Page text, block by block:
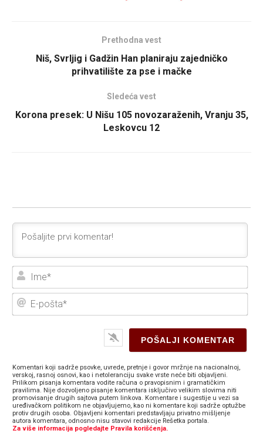
Prethodna vest
Niš, Svrljig i Gadžin Han planiraju zajedničko
prihvatilište za pse i mačke
Sledeća vest
Korona presek: U Nišu 105 novozaraženih, Vranju 35,
Leskovcu 12
E-
Komentari koji sadrže psovke, uvrede, pretnje i govor mržnje na nacionalnoj,
verskoj, rasnoj osnovi, kao i netoleranciju svake vrste neće biti objavljeni.
Prilikom pisanja komentara vodite računa o pravopisnim i gramatičkim
pravilima. Nije dozvoljeno pisanje komentara isključivo velikim slovima niti
promovisanje drugih sajtova putem linkova. Komentare i sugestije u vezi sa
uređivačkom politikom ne objavljujemo, kao ni komentare koji sadrže optužbe
protiv drugih osoba. Objavljeni komentari predstavljaju privatno mišljenje
autora komentara, odnosno nisu stavovi redakcije Rešetka portala.
Za više informacija pogledajte Pravila korišćenja.